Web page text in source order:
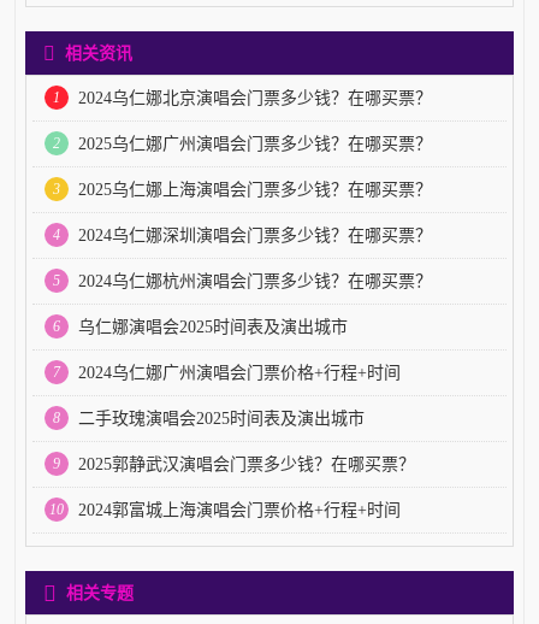
相关资讯
1 2024乌仁娜北京演唱会门票多少钱？在哪买票？
2 2025乌仁娜广州演唱会门票多少钱？在哪买票？
3 2025乌仁娜上海演唱会门票多少钱？在哪买票？
4 2024乌仁娜深圳演唱会门票多少钱？在哪买票？
5 2024乌仁娜杭州演唱会门票多少钱？在哪买票？
6 乌仁娜演唱会2025时间表及演出城市
7 2024乌仁娜广州演唱会门票价格+行程+时间
8 二手玫瑰演唱会2025时间表及演出城市
9 2025郭静武汉演唱会门票多少钱？在哪买票？
10 2024郭富城上海演唱会门票价格+行程+时间
相关专题